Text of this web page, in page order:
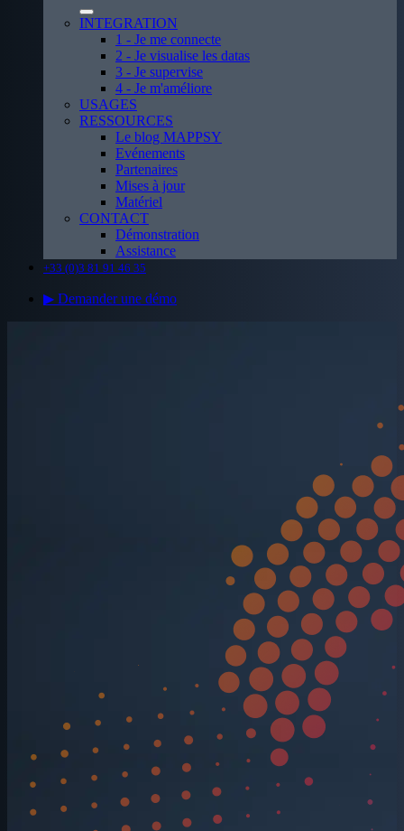
INTEGRATION
1 - Je me connecte
2 - Je visualise les datas
3 - Je supervise
4 - Je m'améliore
USAGES
RESSOURCES
Le blog MAPPSY
Evénements
Partenaires
Mises à jour
Matériel
CONTACT
Démonstration
Assistance
+33 (0)3 81 91 46 35
▶ Demander une démo